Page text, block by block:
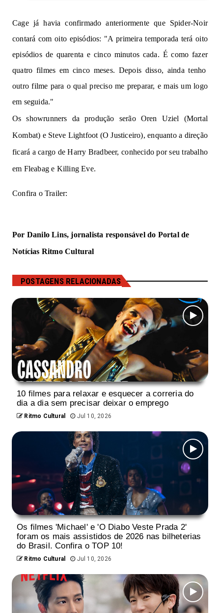
Cage jáhavia confirmadoanteriormenteque Spider-Noir
contará com oito episódios: "A primeira temporada terá oito
episódios de quarenta e cinco minutos cada. É como fazer
quatro filmes em cinco meses. Depois disso, aindatenho
outro filme para o qualpreciso me preparar, emais um logo
em seguida."
Os showrunners da produção serão Oren Uziel (Mortal
Kombat) e Steve Lightfoot (O Justiceiro), enquanto a direção
ficará a cargo de Harry Bradbeer, conhecido por seu trabalho
em Fleabag e Killing Eve.
Confira o Trailer:
Por Danilo Lins, jornalista responsável do Portal de
Notícias Ritmo Cultural
POSTAGENS RELACIONADAS
10 filmes para relaxar e esquecer a correria do
dia a dia sem precisar deixar o emprego
Ritmo Cultural Jul 10, 2026
Os filmes 'Michael' e 'O Diabo Veste Prada 2'
foram os mais assistidos de 2026 nas bilheterias
do Brasil. Confira o TOP 10!
Ritmo Cultural Jul 10, 2026